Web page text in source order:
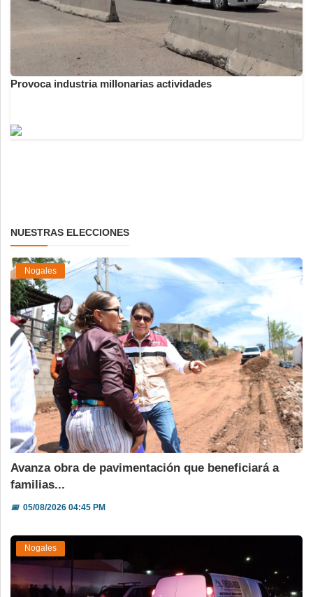
Provoca industria millonarias actividades
NUESTRAS ELECCIONES
Nogales
Avanza obra de pavimentación que beneficiará a
familias...
📅05/08/2026 04:45 PM
Nogales